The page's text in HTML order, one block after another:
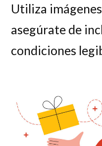
Utiliza
asegúrate de
condiciones